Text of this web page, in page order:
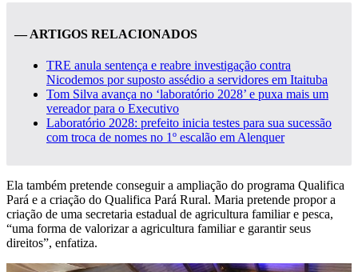
— ARTIGOS RELACIONADOS
TRE anula sentença e reabre investigação contra
Nicodemos por suposto assédio a servidores em Itaituba
Tom Silva avança no ‘laboratório 2028’ e puxa mais um
vereador para o Executivo
Laboratório 2028: prefeito inicia testes para sua sucessão
com troca de nomes no 1º escalão em Alenquer
Ela também pretende conseguir a ampliação do programa Qualifica
Pará e a criação do Qualifica Pará Rural. Maria pretende propor a
criação de uma secretaria estadual de agricultura familiar e pesca,
“uma forma de valorizar a agricultura familiar e garantir seus
direitos”, enfatiza.